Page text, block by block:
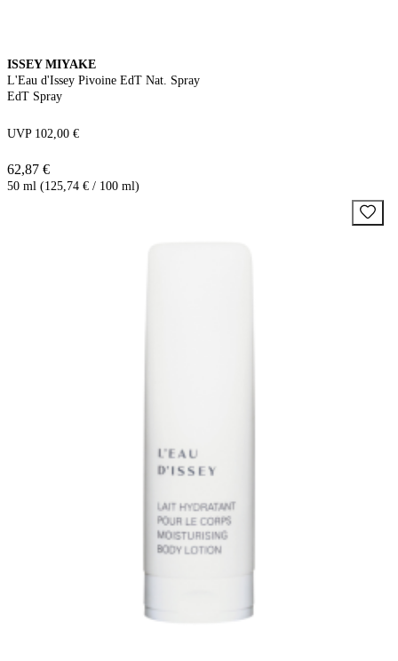
ISSEY MIYAKE
L'Eau d'Issey Pivoine EdT Nat. Spray
EdT Spray
UVP 102,00 €
62,87 €
50 ml (125,74 € / 100 ml)